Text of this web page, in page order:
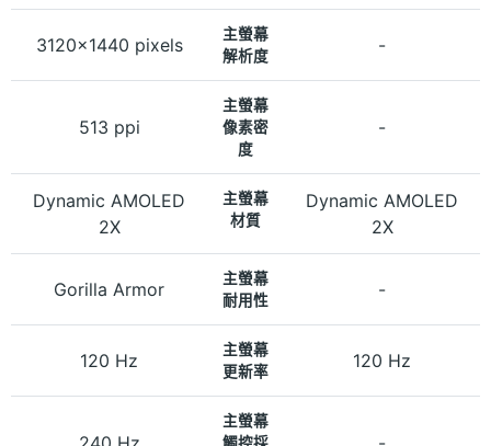
3120x1440 pixels
主螢幕
解析度
-
513 ppi
主螢幕
像素密
度
-
Dynamic AMOLED
2X
主螢幕
材質
Dynamic AMOLED
2X
Gorilla Armor
主螢幕
耐用性
-
120 Hz
主螢幕
更新率
120 Hz
主螢幕
觸控採